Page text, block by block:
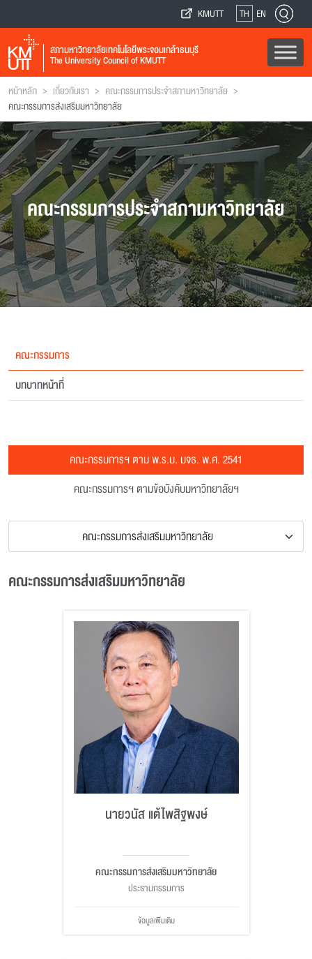
KMUTT TH EN
สภามหาวิทยาลัยเทคโนโลยีพระจอมเกล้าธนบุรี
The University Council of KMUTT
หน้าหลัก > เกี่ยวกับเรา > คณะกรรมการประจำสภามหาวิทยาลัย >
คณะกรรมการส่งเสริมมหาวิทยาลัย
คณะกรรมการประจำสภามหาวิทยาลัย
คณะกรรมการ
บทบาทหน้าที่
คณะกรรมการฯ ตาม พ.ร.บ. มจธ. พ.ศ. 2541
คณะกรรมการฯ ตามข้อบังคับมหาวิทยาลัยฯ
คณะกรรมการส่งเสริมมหาวิทยาลัย
คณะกรรมการส่งเสริมมหาวิทยาลัย
นายวนัส แต้ไพสิฐพงษ์
คณะกรรมการส่งเสริมมหาวิทยาลัย
ประธานกรรมการ
ข้อมูลเพิ่มเติม